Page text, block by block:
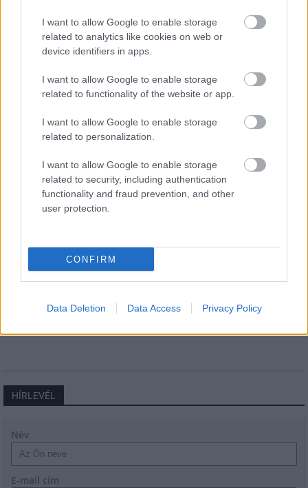
I want to allow Google to enable storage
related to analytics like cookies on web or
device identifiers in apps.
I want to allow Google to enable storage
related to functionality of the website or app.
I want to allow Google to enable storage
related to personalization.
I want to allow Google to enable storage
related to security, including authentication
functionality and fraud prevention, and other
user protection.
CONFIRM
Data Deletion Data Access Privacy Policy
Székesfehérvár templomait
Helyi hírek
Ezzel a beruházással a Székesfehérvár-Balaton vasúti
HÍRLEVÉL
Név
E-mail cím